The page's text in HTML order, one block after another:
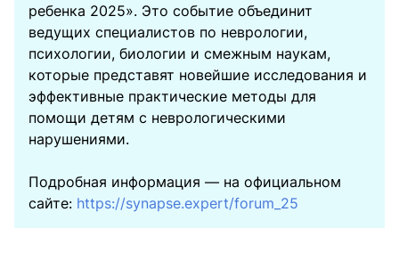
ребенка 2025». Это событие объединит
ведущих специалистов по неврологии,
психологии, биологии и смежным наукам,
которые представят новейшие исследования и
эффективные практические методы для
помощи детям с неврологическими
нарушениями.
Подробная информация — на официальном
сайте: https://synapse.expert/forum_25